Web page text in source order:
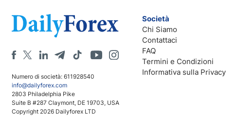
Numero di società: 611928540
info@dailyforex.com
2803 Philadelphia Pike
Suite B #287 Claymont, DE 19703, USA
Copyright 2026 Dailyforex LTD
Società
Chi Siamo
Contattaci
FAQ
Termini e Condizioni
Informativa sulla Privacy